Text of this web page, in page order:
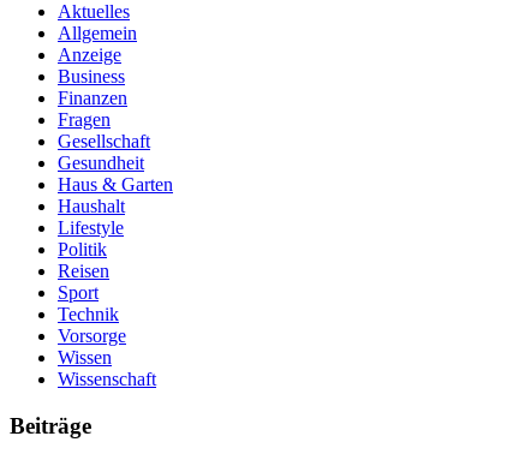
Aktuelles
Allgemein
Anzeige
Business
Finanzen
Fragen
Gesellschaft
Gesundheit
Haus & Garten
Haushalt
Lifestyle
Politik
Reisen
Sport
Technik
Vorsorge
Wissen
Wissenschaft
Beiträge